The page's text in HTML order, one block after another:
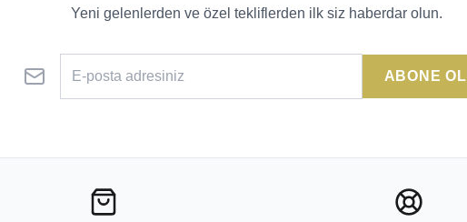
Yeni gelenlerden ve özel tekliflerden ilk siz haberdar olun.
ABONE OL